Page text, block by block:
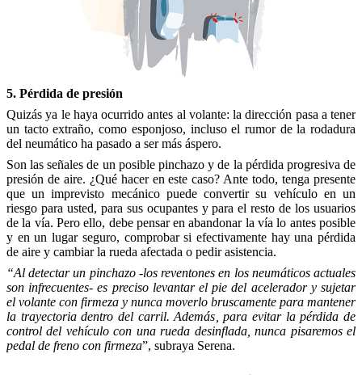
5. Pérdida de presión
Quizás ya le haya ocurrido antes al volante: la dirección pasa a tener
un tacto extraño, como esponjoso, incluso el rumor de la rodadura
del neumático ha pasado a ser más áspero.
Son las señales de un posible pinchazo y de la pérdida progresiva de
presión de aire. ¿Qué hacer en este caso? Ante todo, tenga presente
que un imprevisto mecánico puede convertir su vehículo en un
riesgo para usted, para sus ocupantes y para el resto de los usuarios
de la vía. Pero ello, debe pensar en abandonar la vía lo antes posible
y en un lugar seguro, comprobar si efectivamente hay una pérdida
de aire y cambiar la rueda afectada o pedir asistencia.
“Al detectar un pinchazo -los reventones en los neumáticos actuales
son infrecuentes- es preciso levantar el pie del acelerador y sujetar
el volante con firmeza y nunca moverlo bruscamente para mantener
la trayectoria dentro del carril. Además, para evitar la pérdida de
control del vehículo con una rueda desinflada, nunca pisaremos el
pedal de freno con firmeza”, subraya Serena.